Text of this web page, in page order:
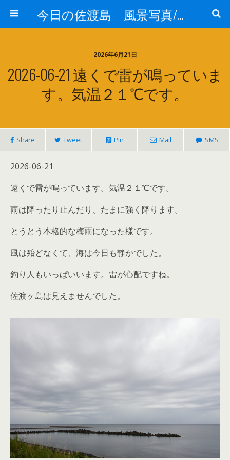
今日の佐渡島 風景写真/天気/お酒/お米/温泉
2026年6月21日
2026-06-21 遠くで雷が鳴っていま
す。気温２１℃です。
Share Tweet Pin Mail SMS
2026-06-21
遠くで雷が鳴っています。気温２１℃です。
雨は降ったり止んだり、たまに強く降ります。
とうとう本格的な梅雨になった様です。
風は殆どなくて、海は今日も静かでした。
釣り人もいっぱいいます。雷が心配ですね。
佐渡ヶ島は見えませんでした。